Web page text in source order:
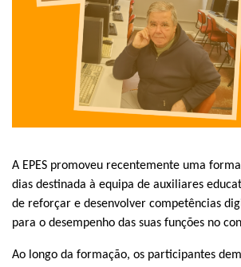
A EPES promoveu recentemente uma
dias destinada à equipa de auxiliares
de reforçar e desenvolver competências
para o desempenho das suas funções no
Ao longo da formação, os participantes